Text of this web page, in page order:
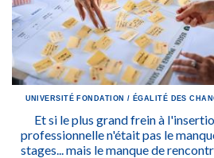
UNIVERSITÉ FONDATION / ÉGALITÉ DES
Et si le plus grand frein à
professionnelle n'était pas le
stages... mais le manque de